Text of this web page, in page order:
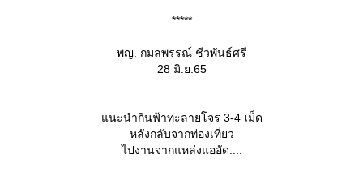
*****
พญ. กมลพรรณ์ ชีวพันธ์ศรี
28 มิ.ย.65
นะนำกินฟ้าทะลายโจร 3-4 เม็ด
หลังกลับจากท่องเที่ยว
ไปงานจากแหล่งแออัด....